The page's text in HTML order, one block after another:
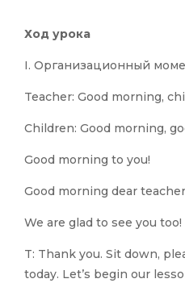
Ход урока
I. Организационный
Teacher: Good morning,
Children: Good morning,
Good morning to you!
Good morning dear teacher
We are glad to see you too!
T: Thank you. Sit down,
today. Let’s begin our